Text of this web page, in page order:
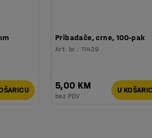
Pribadače, crne, 100-pak
Art. br.:11429
5,00 KM
bez PDV
U